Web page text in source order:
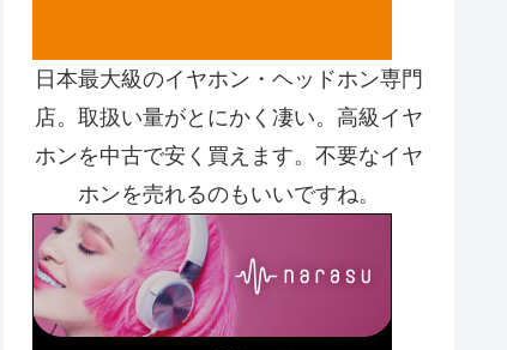
日本最大級のイヤホン・ヘッドホン専門
店。取扱い量がとにかく凄い。高級イヤ
ホンを中古で安く買えます。不要なイヤ
ホンを売れるのもいいですね。